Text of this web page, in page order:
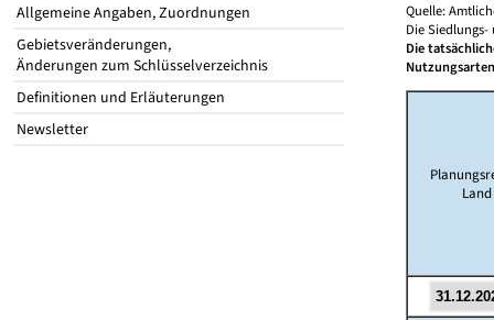
Allgemeine Angaben, Zuordnungen
Gebietsveränderungen,
Änderungen zum Schlüsselverzeichnis
Definitionen und Erläuterungen
Newsletter
Quelle:
Die
Die
Land